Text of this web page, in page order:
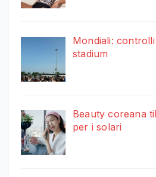
Mondiali:
stadium
Beauty coreana
per i solari